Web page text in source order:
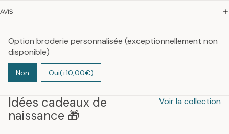
AVIS
Option broderie personnalisée (exceptionnellement non
disponible)
Non Oui(+10,00€)
Idées cadeaux de
naissance 🎁
Voir la collection